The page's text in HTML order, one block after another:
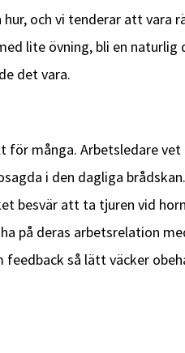
och vi tenderar att vara
lite övning, bli en
det vara.
för många. Arbetsledare
i den dagliga
besvär att ta tjuren vid
på deras arbetsrelation
så lätt väcker